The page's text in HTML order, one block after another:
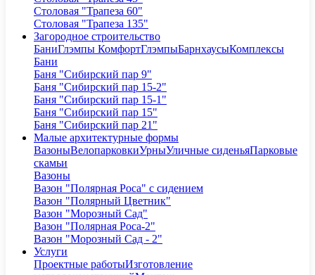
Столовая "Трапеза 60"
Столовая "Трапеза 135"
Загородное строительство
БаниГлэмпы КомфортГлэмпыБарнхаусыКомплексы
Бани
Баня "Сибирский пар 9"
Баня "Сибирский пар 15-2"
Баня "Сибирский пар 15-1"
Баня "Сибирский пар 15"
Баня "Сибирский пар 21"
Малые архитектурные формы
ВазоныВелопарковкиУрныУличные сиденьяПарковые
скамьи
Вазоны
Вазон "Полярная Роса" с сидением
Вазон "Полярный Цветник"
Вазон "Морозный Сад"
Вазон "Полярная Роса-2"
Вазон "Морозный Сад - 2"
Услуги
Проектные работыИзготовление